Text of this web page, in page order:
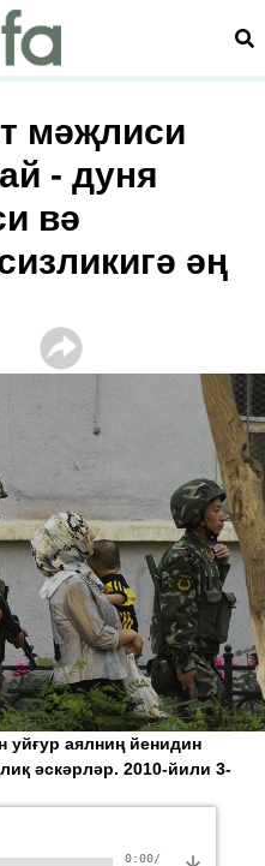
мәҗлиси
вә
әң
уйғур аялниң йенидин
әскәрләр. 2010-йили 3-
0:00/